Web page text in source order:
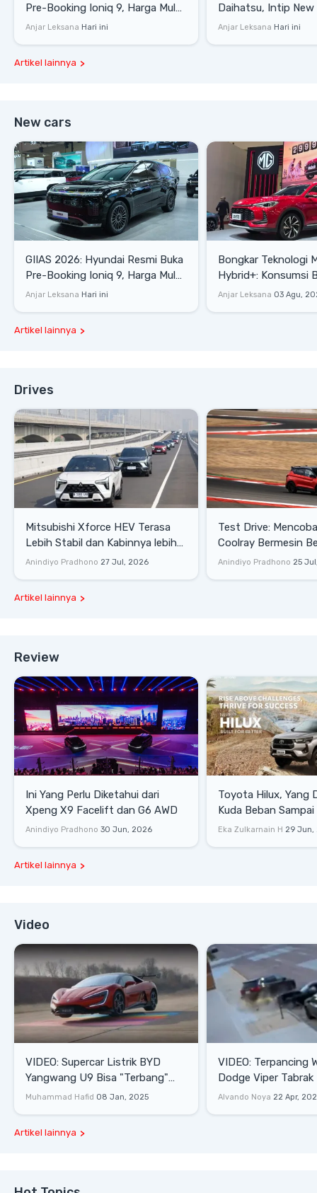
Pre-Booking Ioniq 9, Harga Mulai
Rp1,49 Miliar
Anjar Leksana Hari ini
Daihatsu, Intip New
SE hingga Gran
Anjar Leksana Hari ini
Artikel lainnya
New cars
GIIAS 2026: Hyundai Resmi Buka
Pre-Booking Ioniq 9, Harga Mulai
Rp1,49 Miliar
Anjar Leksana Hari ini
Bongkar Teknologi
Hybrid+: Konsumsi
Tembus 27,7 Km/
Anjar Leksana 03 Agu,
Artikel lainnya
Drives
Mitsubishi Xforce HEV Terasa
Lebih Stabil dan Kabinnya lebih
Senyap
Anindiyo Pradhono 27 Jul, 2026
Test Drive: Mencoba Geely
Coolray Bermesin
di Sirkuit Mandalika
Anindiyo Pradhono 25
Artikel lainnya
Review
Ini Yang Perlu Diketahui dari
Xpeng X9 Facelift dan G6 AWD
Anindiyo Pradhono 30 Jun, 2026
Toyota Hilux, Yang
Kuda Beban
Lifestyle
Eka Zulkarnain H 29 Jun,
Artikel lainnya
Video
VIDEO: Supercar Listrik BYD
Yangwang U9 Bisa "Terbang"
Lewati Rintangan
Muhammad Hafid 08 Jan, 2025
VIDEO: Terpancing
Dodge Viper Tabrak
Saat Burnout
Alvando Noya 22 Apr,
Artikel lainnya